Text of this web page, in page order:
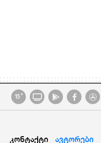
15+
კონტაქტი ავტორები